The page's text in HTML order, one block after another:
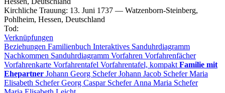
Kirchliche Trauung: 13. Juni 1737 — Watzenborn-Steinberg,
Pohlheim, Hessen, Deutschland
Tod:
Verknüpfungen
Beziehungen Familienbuch Interaktives Sanduhrdiagramm
Nachkommen Sanduhrdiagramm Vorfahren Vorfahrenfächer
Vorfahrenkarte Vorfahrentafel Vorfahrentafel, kompakt Familie mit
Ehepartner Johann Georg Schefer Johann Jacob Schefer Maria
Elisabeth Schefer Georg Caspar Schefer Anna Maria Schefer